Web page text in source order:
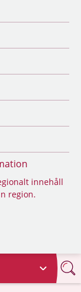
innehåll
region.